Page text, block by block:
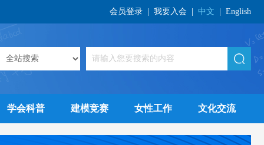
会员登录 我要入会 中文 English
学会科普 建模竞赛 女性工作 文化交流